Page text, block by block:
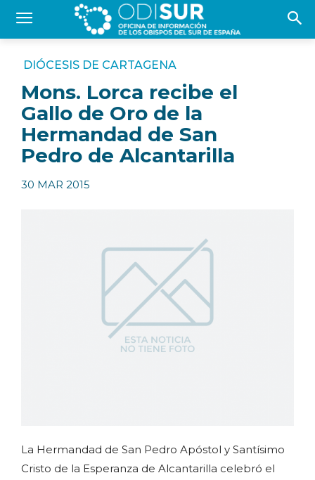
DIÓCESIS DE CARTAGENA
Mons. Lorca recibe el
Gallo de Oro de la
Hermandad de San
Pedro de Alcantarilla
30 MAR 2015
La Hermandad de San Pedro Apóstol y Santísimo
Cristo de la Esperanza de Alcantarilla celebró el